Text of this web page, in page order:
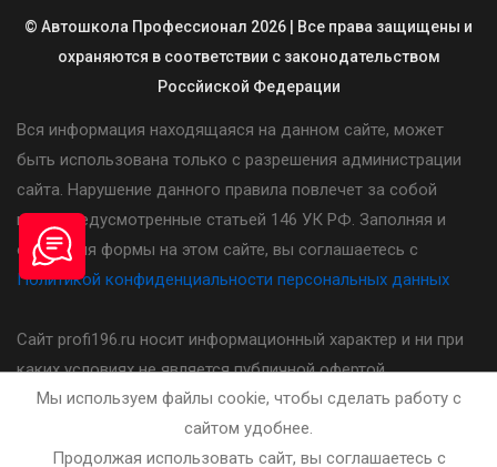
© Автошкола Профессионал 2026 | Все права защищены и
охраняются в соответствии с законодательством
Россйиской Федерации
Вся информация находящаяся на данном сайте, может
быть использована только с разрешения администрации
сайта. Нарушение данного правила повлечет за собой
меры предусмотренные статьей 146 УК РФ. Заполняя и
отправляя формы на этом сайте, вы соглашаетесь с
Политикой конфиденциальности персональных данных
Сайт profi196.ru носит информационный характер и ни при
каких условиях не является публичной офертой,
определяемой положениями статьи 437(2) Гражданского
кодекса Российской Федерации. Стоимость, порядок и
другие условия предоставления услуг указанных на сайте
Мы используем файлы cookie, чтобы сделать работу с
сайтом удобнее.
Продолжая использовать сайт, вы соглашаетесь с